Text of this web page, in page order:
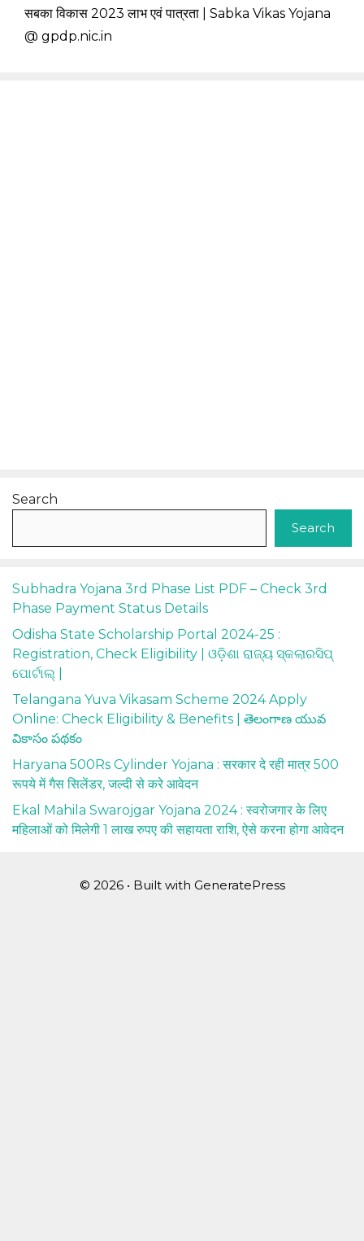
सबका विकास 2023 लाभ एवं पात्रता | Sabka Vikas Yojana
@ gpdp.nic.in
Search
Search
Subhadra Yojana 3rd Phase List PDF – Check 3rd
Phase Payment Status Details
Odisha State Scholarship Portal 2024-25 :
Registration, Check Eligibility | ଓଡ଼ିଶା ରାଜ୍ୟ ସ୍କଲାରସିପ୍
ପୋର୍ଟାଲ୍ |
Telangana Yuva Vikasam Scheme 2024 Apply
Online: Check Eligibility & Benefits | తెలంగాణ యువ
వికాసం పథకం
Haryana 500Rs Cylinder Yojana : सरकार दे रही मात्र 500
रूपये में गैस सिलेंडर, जल्दी से करे आवेदन
Ekal Mahila Swarojgar Yojana 2024 : स्वरोजगार के लिए
महिलाओं को मिलेगी 1 लाख रुपए की सहायता राशि, ऐसे करना होगा आवेदन
© 2026 • Built with GeneratePress